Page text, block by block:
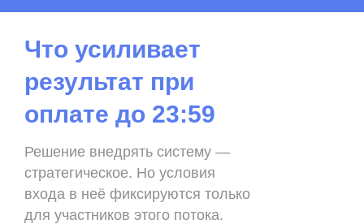
Что усиливает
результат при
оплате до 23:59
Решение внедрять систему —
стратегическое. Но условия
входа в неё фиксируются только
для участников этого потока.